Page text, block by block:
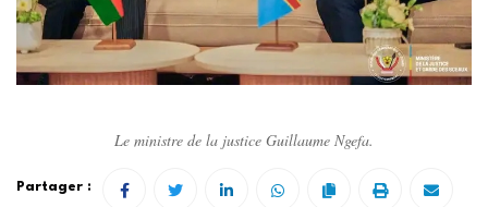
Le ministre de la justice Guillaume Ngefa.
Partager :